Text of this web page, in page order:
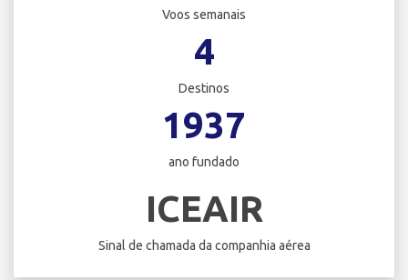
Voos semanais
4
Destinos
1937
ano fundado
ICEAIR
Sinal de chamada da companhia aérea